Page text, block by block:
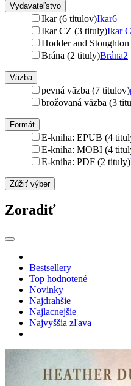
Vydavateľstvo
Ikar (6 titulov)Ikar6
Ikar CZ (3 tituly)Ikar
Hodder and
Brána (2 tituly)Brána2
Väzba
pevná väzba (7 titulov)
brožovaná väzba (3
Formát
E-kniha: EPUB (4
E-kniha: MOBI (4
E-kniha: PDF (2 tituly)
Zúžiť výber
Zoradiť
Bestsellery
Top hodnotené
Novinky
Najdrahšie
Najlacnejšie
Najvyššia zľava